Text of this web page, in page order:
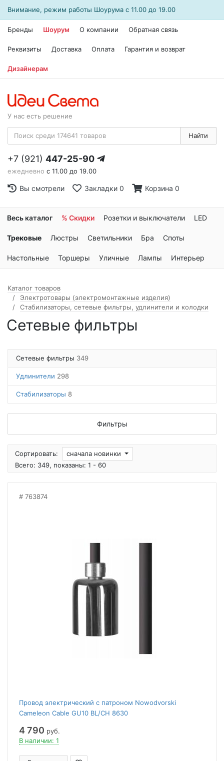
Внимание, режим работы Шоурума с 11.00 до 19.00
Бренды Шоурум О компании Обратная связь
Реквизиты Доставка Оплата Гарантия и возврат
Дизайнерам
У нас есть решение
Найти
+7 (921) 447-25-90
ежедневно с 11.00 до 19.00
Вы смотрели Закладки 0 Корзина 0
Весь каталог % Скидки Розетки и выключатели LED
Трековые Люстры Светильники Бра Споты
Настольные Торшеры Уличные Лампы Интерьер
Каталог товаров
Электротовары (электромонтажные изделия)
Стабилизаторы, сетевые фильтры, удлинители и колодки
Сетевые фильтры
Сетевые фильтры 349
Удлинители 298
Стабилизаторы 8
Фильтры
Сортировать:
сначала новинки
Всего: 349, показаны: 1 - 60
763874
Провод электрический с патроном Nowodvorski
Cameleon Cable GU10 BL/CH 8630
4 790 руб.
В наличии: 1